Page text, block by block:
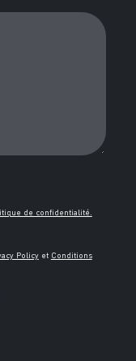
de confidentialité.
Policyet Conditions